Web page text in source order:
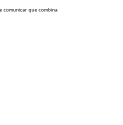
comunicar que combina